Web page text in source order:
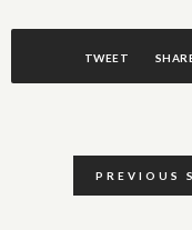
TWEET
PREVIOUS